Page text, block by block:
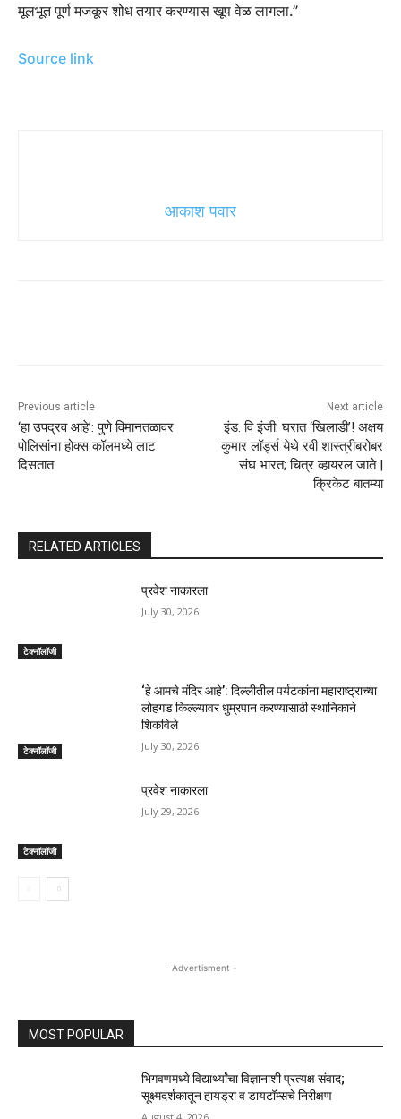
मूलभूत पूर्ण मजकूर शोध तयार करण्यास खूप वेळ लागला.”
Source link
आकाश पवार
Previous article
‘हा उपद्रव आहे’: पुणे विमानतळावर
पोलिसांना होक्स कॉलमध्ये लाट
दिसतात
Next article
इंड. वि इंजी: घरात ‘खिलाडी’! अक्षय
कुमार लॉर्ड्स येथे रवी शास्त्रीबरोबर
संघ भारत; चित्र व्हायरल जाते |
क्रिकेट बातम्या
RELATED ARTICLES
टेक्नॉलॉजी
प्रवेश नाकारला
July 30, 2026
टेक्नॉलॉजी
‘हे आमचे मंदिर आहे’: दिल्लीतील पर्यटकांना महाराष्ट्राच्या
लोहगड किल्ल्यावर धुम्रपान करण्यासाठी स्थानिकाने
शिकविले
July 30, 2026
टेक्नॉलॉजी
प्रवेश नाकारला
July 29, 2026
- Advertisment -
MOST POPULAR
भिगवणमध्ये विद्यार्थ्यांचा विज्ञानाशी प्रत्यक्ष संवाद;
सूक्ष्मदर्शकातून हायड्रा व डायटॉम्सचे निरीक्षण